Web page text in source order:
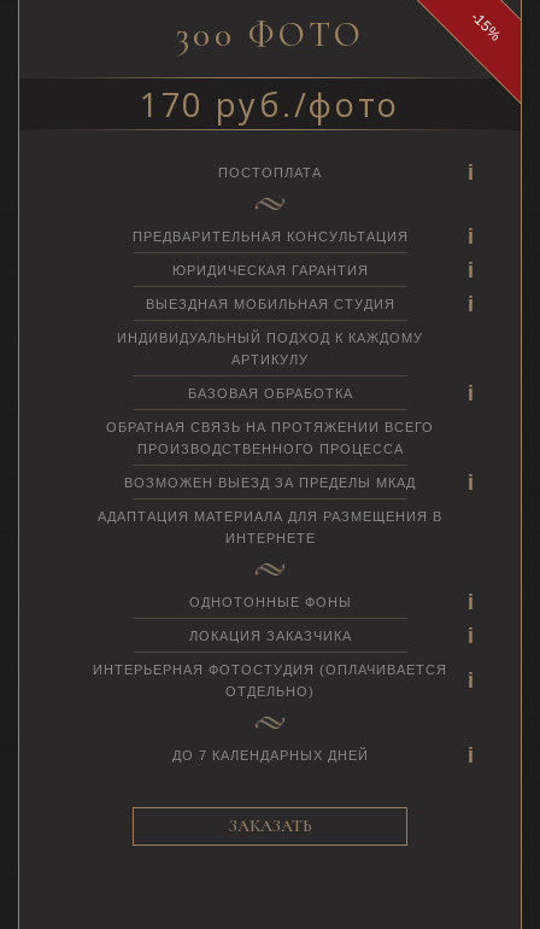
-15%
300 ФОТО
170 руб./фото
ПОСТОПЛАТА
ПРЕДВАРИТЕЛЬНАЯ КОНСУЛЬТАЦИЯ
ЮРИДИЧЕСКАЯ ГАРАНТИЯ
ВЫЕЗДНАЯ МОБИЛЬНАЯ СТУДИЯ
ИНДИВИДУАЛЬНЫЙ ПОДХОД К КАЖДОМУ
АРТИКУЛУ
БАЗОВАЯ ОБРАБОТКА
ОБРАТНАЯ СВЯЗЬ НА ПРОТЯЖЕНИИ ВСЕГО
ПРОИЗВОДСТВЕННОГО ПРОЦЕССА
ВОЗМОЖЕН ВЫЕЗД ЗА ПРЕДЕЛЫ МКАД
АДАПТАЦИЯ МАТЕРИАЛА ДЛЯ РАЗМЕЩЕНИЯ В
ИНТЕРНЕТЕ
ОДНОТОННЫЕ ФОНЫ
ЛОКАЦИЯ ЗАКАЗЧИКА
ИНТЕРЬЕРНАЯ ФОТОСТУДИЯ (ОПЛАЧИВАЕТСЯ
ОТДЕЛЬНО)
ДО 7 КАЛЕНДАРНЫХ ДНЕЙ
ЗАКАЗАТЬ